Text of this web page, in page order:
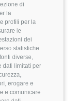
di
la
profili per la
le
dei
statistiche
diverse,
dati limitati per
erogare e
e comunicare
(iOS,
con
pipeline